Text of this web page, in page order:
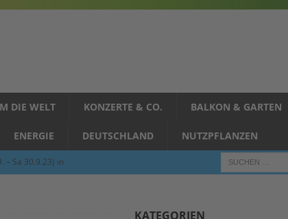
DIE WELT KONZERTE & CO. BALKON & GARTEN
ENERGIE DEUTSCHLAND NUTZPFLANZEN
– Sa 30.9.23) in
KATEGORIEN